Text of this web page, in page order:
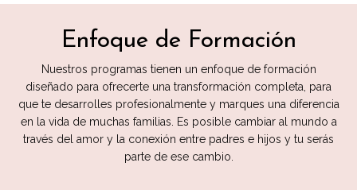
Enfoque de Formación
Nuestros programas tienen un enfoque de formación
diseñado para ofrecerte una transformación completa, para
que te desarrolles profesionalmente y marques una diferencia
en la vida de muchas familias. Es posible cambiar al mundo a
través del amor y la conexión entre padres e hijos y tu serás
parte de ese cambio.